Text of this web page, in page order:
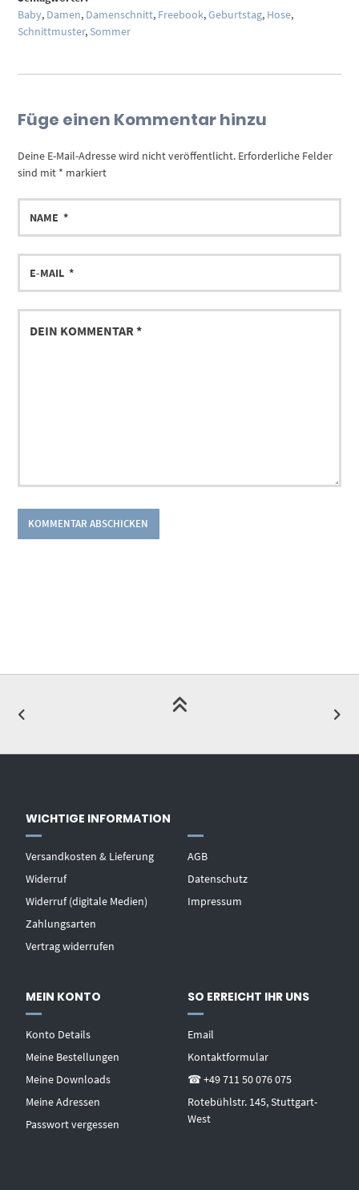
Baby, Damen, Damenschnitt, Freebook,Geburtstag, Hose,
Schnittmuster, Sommer
Füge einen Kommentar hinzu
Deine E-Mail-Adresse wird nicht veröffentlicht. Erforderliche Felder
sind mit * markiert
NAME
E-
MAIL
DEIN
KOMMENTAR
WICHTIGE INFORMATION
Versandkosten & Lieferung
Widerruf
Widerruf (digitale Medien)
Zahlungsarten
Vertrag widerrufen
AGB
Datenschutz
Impressum
MEIN KONTO
Konto Details
Meine Bestellungen
Meine Downloads
Meine Adressen
Passwort vergessen
SO ERREICHT IHR UNS
Email
Kontaktformular
☎ +49 711 50 076 075
Rotebühlstr. 145, Stuttgart-
West